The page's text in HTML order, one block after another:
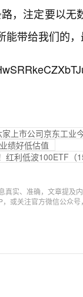
，注定要以
能带给我们的
家上市公司京东工
绩好低估值
红利低波100ETF（
真实、准确，文章提及
，或关注官方微信公众